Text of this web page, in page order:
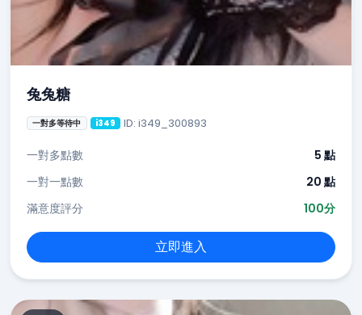
兔兔糖
一對多等待中 i349 ID: i349_300893
一對多點數
5 點
一對一點數
20 點
滿意度評分
100分
立即進入